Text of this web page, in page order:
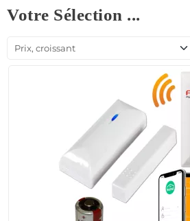
Votre Sélection ...
Prix, croissant